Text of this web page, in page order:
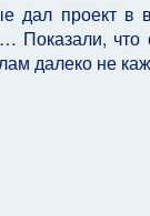
дал проект в
Показали, что
далеко не